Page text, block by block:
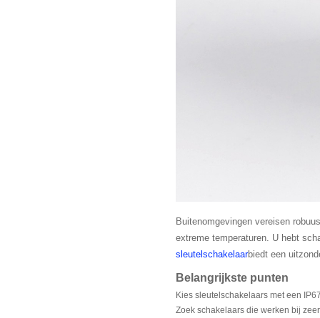
Buitenomgevingen vereisen
extreme temperaturen. U hebt
sleutelschakelaarbiedt een
Belangrijkste punten
Kies sleutelschakelaars met een
Zoek schakelaars die werken bij